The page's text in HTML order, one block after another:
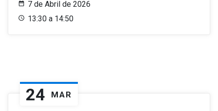
7 de Abril de 2026
13:30 a 14:50
24 MAR